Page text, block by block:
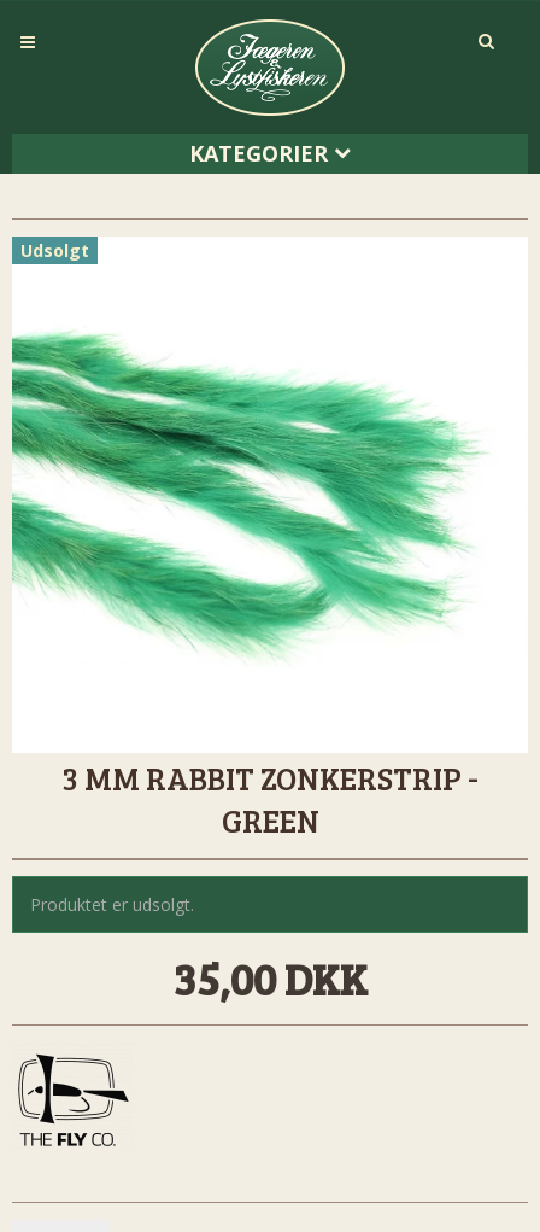
KATEGORIER
Udsolgt
3 MM RABBIT ZONKERSTRIP -
GREEN
Produktet er udsolgt.
35,00 DKK